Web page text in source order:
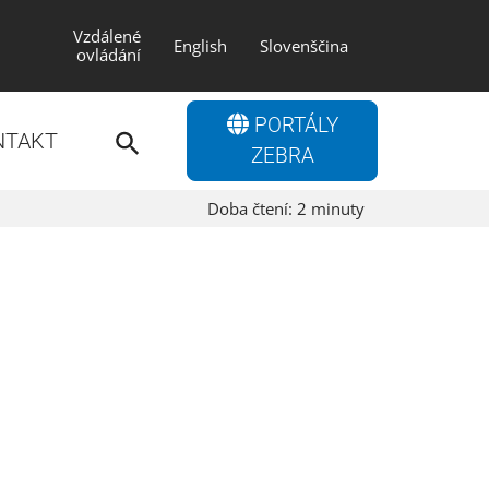
Vzdálené
ovládání
English Slovenščina
PORTÁLY
ZEBRA
Doba čtení: 2 minuty